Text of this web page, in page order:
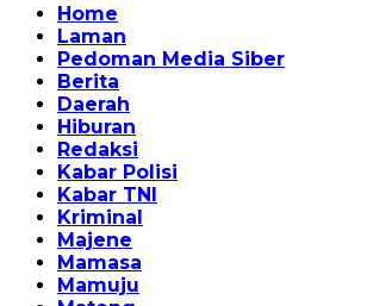
Home
Laman
Pedoman Media Siber
Berita
Daerah
Hiburan
Redaksi
Kabar Polisi
Kabar TNI
Kriminal
Majene
Mamasa
Mamuju